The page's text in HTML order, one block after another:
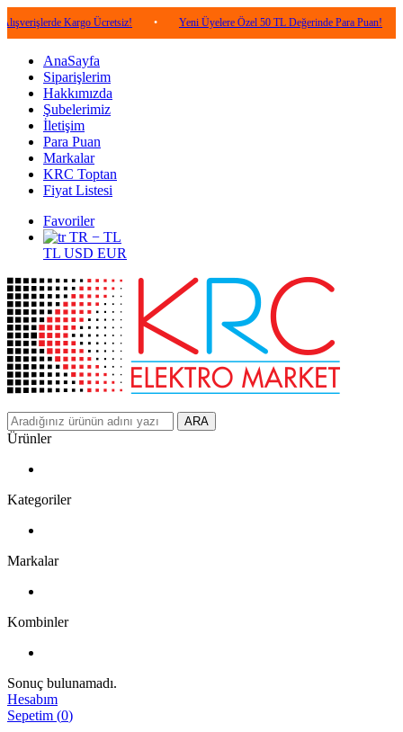
Kargo Ücretsiz! • Yeni Üyelere Özel 50 TL Değerinde Para Puan! •
AnaSayfa
Siparişlerim
Hakkımızda
Şubelerimiz
İletişim
Para Puan
Markalar
KRC Toptan
Fiyat Listesi
Favoriler
TR − TL
TL USD EUR
ARA
Ürünler
Kategoriler
Markalar
Kombinler
Sonuç bulunamadı.
Hesabım
Sepetim (0)